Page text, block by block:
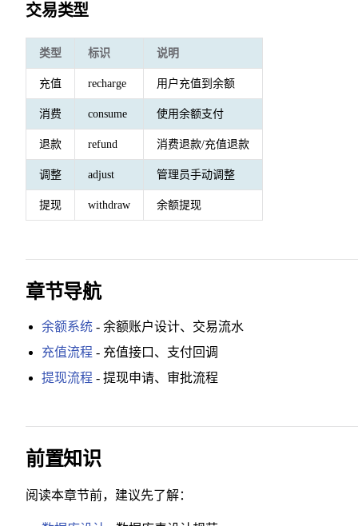
交易类型
类型 标识 说明
充值 recharge 用户充值到余额
消费 consume 使用余额支付
退款 refund 消费退款/充值退款
调整 adjust 管理员手动调整
提现 withdraw 余额提现
章节导航
余额系统 - 余额账户设计、交易流水
充值流程 - 充值接口、支付回调
提现流程 - 提现申请、审批流程
前置知识
阅读本章节前，建议先了解：